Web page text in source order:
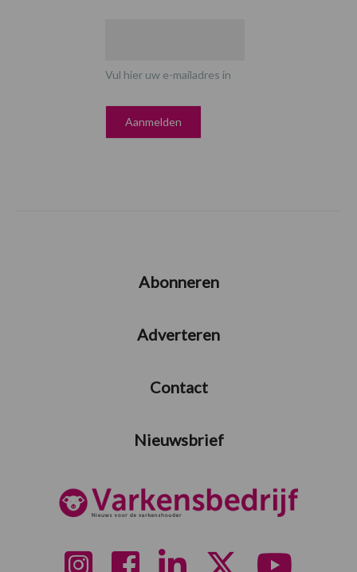
Vul hier uw e-mailadres in
Abonneren
Adverteren
Contact
Nieuwsbrief